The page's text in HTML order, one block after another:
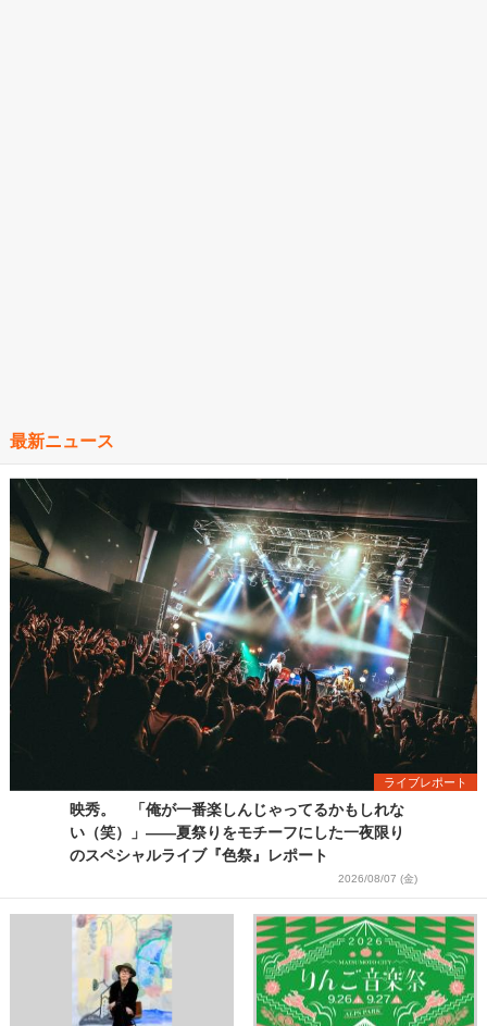
最新ニュース
ライブレポート
映秀。 「俺が一番楽しんじゃってるかもしれな
い（笑）」――夏祭りをモチーフにした一夜限り
のスペシャルライブ『色祭』レポート
2026/08/07 (金)